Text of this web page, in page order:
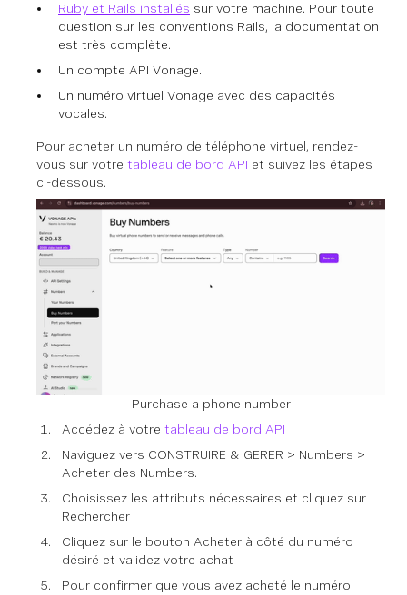
Ruby et Rails installés sur votre machine. Pour toute
question sur les conventions Rails, la documentation
est très complète.
Un compte API Vonage.
Un numéro virtuel Vonage avec des capacités
vocales.
Pour acheter un numéro de téléphone virtuel, rendez-
vous sur votre tableau de bord API et suivez les étapes
ci-dessous.
Purchase a phone number
Accédez à votre tableau de bord API
Naviguez vers CONSTRUIRE & GERER > Numbers >
Acheter des Numbers.
Choisissez les attributs nécessaires et cliquez sur
Rechercher
Cliquez sur le bouton Acheter à côté du numéro
désiré et validez votre achat
Pour confirmer que vous avez acheté le numéro